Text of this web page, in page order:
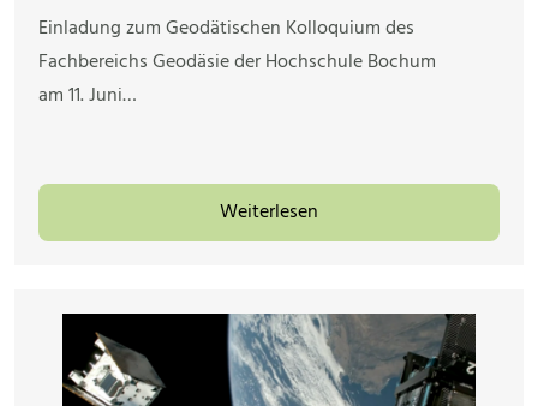
Einladung zum Geodätischen Kolloquium des
Fachbereichs Geodäsie der Hochschule Bochum
am 11. Juni…
Weiterlesen